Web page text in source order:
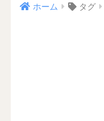
ホーム タグ